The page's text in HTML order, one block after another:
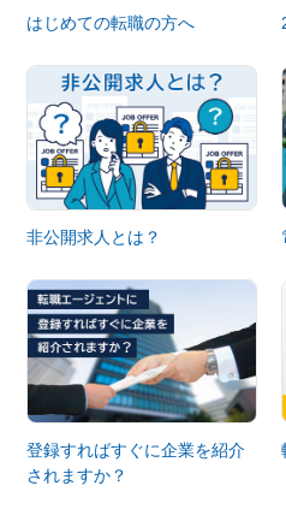
はじめての転職の方へ
非公開求人とは？
登録すればすぐに企業を紹介
されますか？